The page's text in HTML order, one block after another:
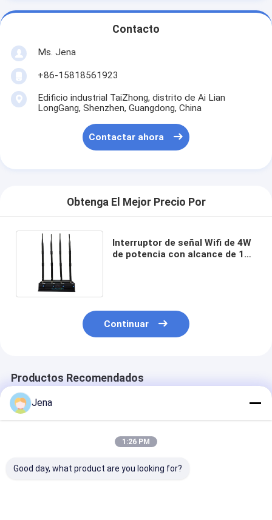
Contacto
Ms. Jena
+86-15818561923
Edificio industrial TaiZhong, distrito de Ai Lian
LongGang, Shenzhen, Guangdong, China
Contactar ahora
Obtenga El Mejor Precio Por
Interruptor de señal Wifi de 4W
de potencia con alcance de 10-
Continuar
Productos Recomendados
Jena
1:26 PM
Good day, what product are you looking for?